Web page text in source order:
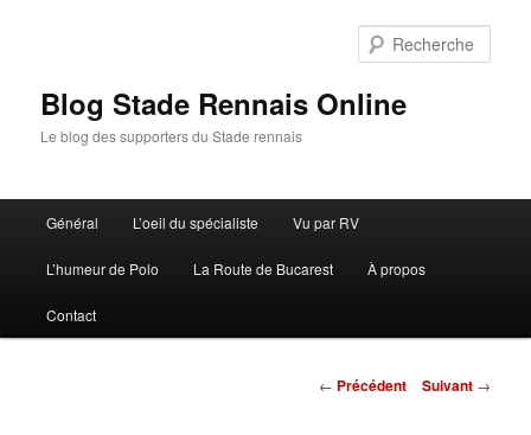
Blog Stade Rennais Online
Le blog des supporters du Stade rennais
principal
Général L’oeil du spécialiste Vu par RV
L’humeur de Polo La Route de Bucarest À propos
Contact
Navigation
← Précédent Suivant →